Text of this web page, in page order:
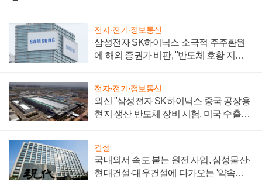
전자·전기·정보통신
삼성전자 SK하이닉스 소극적 주주환원
에 해외 증권가 비판, "반도체 호황 지속
전자·전기·정보통신
외신 "삼성전자 SK하이닉스 중국 공장용
현지 생산 반도체 장비 시험, 미국 수출통
건설
국내외서 속도 붙는 원전 사업, 삼성물산·
현대건설·대우건설에 다가오는 '약속의